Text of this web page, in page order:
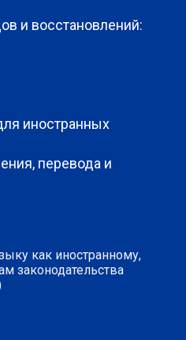
и восстановлений:
иностранных
перевода и
как иностранному,
законодательства